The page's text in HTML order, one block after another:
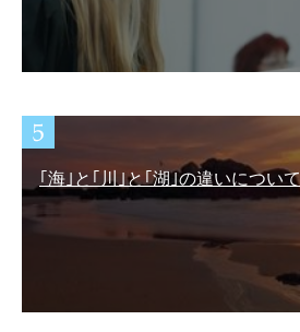
｢海｣と｢川｣と｢湖｣の違いについて